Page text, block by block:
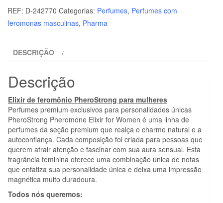
PHEROSTRONG
-
FEROMÔNIOS
MULHERES
ML
REF: D-242770 Categorias: Perfumes, Perfumes com
feromonas masculinas, Pharma
DESCRIÇÃO
Descrição
Elixir de feromônio PheroStrong para mulheres
Perfumes premium exclusivos para personalidades únicas
PheroStrong Pheromone Elixir for Women é uma linha de
perfumes da seção premium que realça o charme natural e a
autoconfiança. Cada composição foi criada para pessoas que
querem atrair atenção e fascinar com sua aura sensual. Esta
fragrância feminina oferece uma combinação única de notas
que enfatiza sua personalidade única e deixa uma impressão
magnética muito duradoura.
Todos nós queremos: